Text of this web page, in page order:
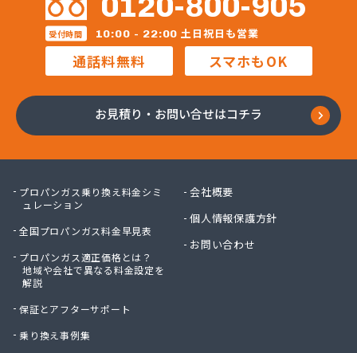
(株)田崎工業
(株)田中燃料店
(株)渡辺石油
(株)東和
(株)堀井商店
(株)會田工業
蒲原燃料住宅設備(株)
蒲原燃料住宅設備(株) 石岡営業所
環境装備(株) 筑波事業所
関口商店
関商店
受付時間 10:00 - 22:00 土日祝日も営業
通話料無料 スマホもOK
お見積り・お問い合せはコチラ
プロパンガス乗り換え料金シミ
ュレーション
全国プロパンガス料金早見表
プロパンガス適正価格とは？
地域や会社で異なる料金設定を
解説
保証とアフターサポート
乗り換え事例集
会社概要
個人情報保護方針
お問い合わせ